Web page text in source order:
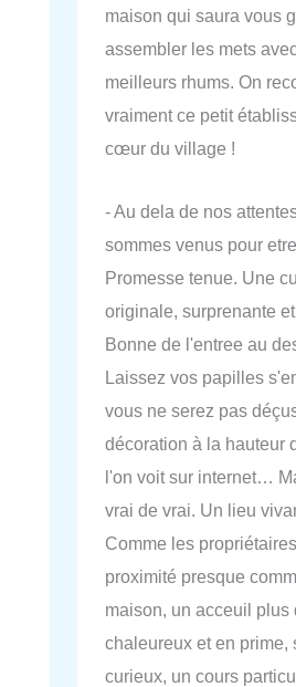
maison qui saura vous
assembler les mets
meilleurs rhums. On
vraiment ce petit
cœur du village !
- Au dela de nos
sommes venus pour
Promesse tenue. Une
originale, surprenante
Bonne de l'entree au
Laissez vos papilles
vous ne serez pas
décoration à la hauteur
l'on voit sur internet…
vrai de vrai. Un lieu
Comme les
proximité presque
maison, un acceuil plus
chaleureux et en prime,
curieux, un cours